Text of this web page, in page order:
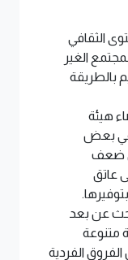
الثقافي
الغير
بالطريقة
هيئة
في بعض
ضعف
عاتق
عن بعد
متنوعة
الفردية